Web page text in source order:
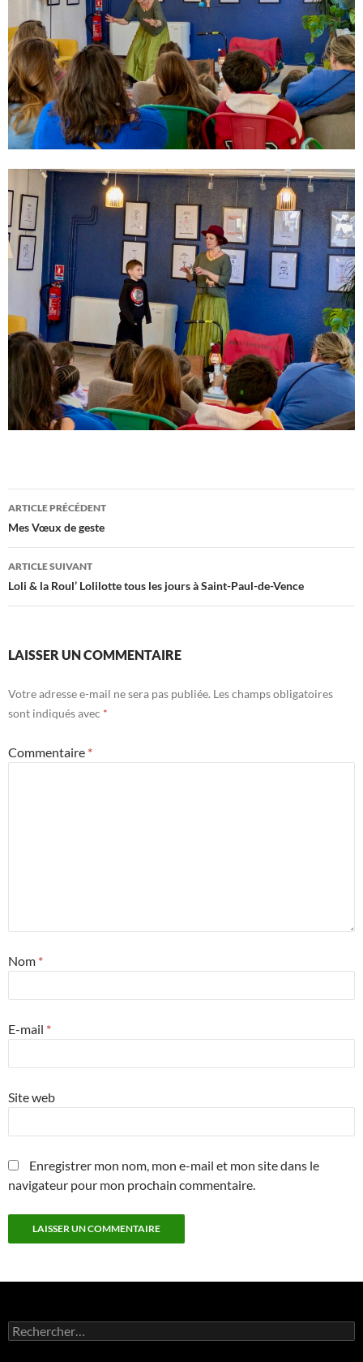
Navigation
des
articles
ARTICLE PRÉCÉDENT
Mes Vœux de geste
ARTICLE SUIVANT
Loli & la Roul’ Lolilotte tous les jours à Saint-Paul-de-Vence
LAISSER UN COMMENTAIRE
Votre adresse e-mail ne sera pas publiée. Les champs obligatoires
sont indiqués avec *
Commentaire *
Nom *
E-mail *
Site web
Enregistrer mon nom, mon e-mail et mon site dans le
navigateur pour mon prochain commentaire.
Rechercher :